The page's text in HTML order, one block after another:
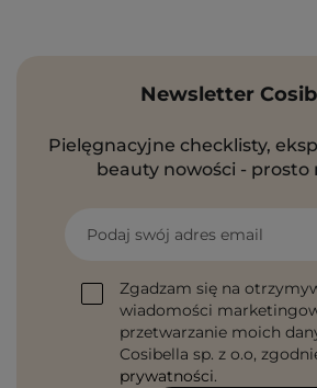
Newsletter
Pielęgnacyjne checklisty,
beauty nowości - prosto
Podaj swój adres email
Zgadzam się na
wiadomości
przetwarzanie moich
Cosibella sp. z o.o,
prywatności.